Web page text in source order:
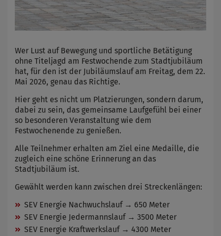
Wer Lust auf Bewegung und sportliche Betätigung
ohne Titeljagd am Festwochende zum Stadtjubiläum
hat, für den ist der Jubiläumslauf am Freitag, dem 22.
Mai 2026, genau das Richtige.
Hier geht es nicht um Platzierungen, sondern darum,
dabei zu sein, das gemeinsame Laufgefühl bei einer
so besonderen Veranstaltung wie dem
Festwochenende zu genießen.
Alle Teilnehmer erhalten am Ziel eine Medaille, die
zugleich eine schöne Erinnerung an das
Stadtjubiläum ist.
Gewählt werden kann zwischen drei Streckenlängen:
SEV Energie Nachwuchslauf → 650 Meter
SEV Energie Jedermannslauf → 3500 Meter
SEV Energie Kraftwerkslauf → 4300 Meter